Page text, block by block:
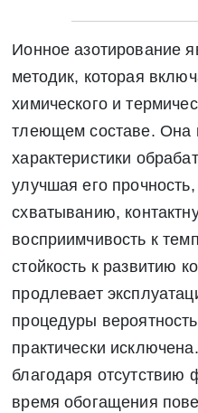
Ионное азотирование
методик, которая
химического и
тлеющем составе. Она
характеристики
улучшая его
схватыванию,
восприимчивость к
стойкость к развитию
продлевает
процедуры
практически
благодаря
время обогащения